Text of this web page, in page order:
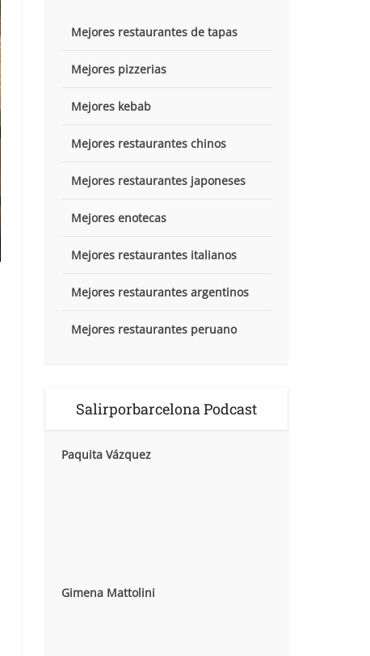
Mejores restaurantes de tapas
Mejores pizzerias
Mejores kebab
Mejores restaurantes chinos
Mejores restaurantes japoneses
Mejores enotecas
Mejores restaurantes italianos
Mejores restaurantes argentinos
Mejores restaurantes peruano
Salirporbarcelona Podcast
Paquita Vázquez
Gimena Mattolini